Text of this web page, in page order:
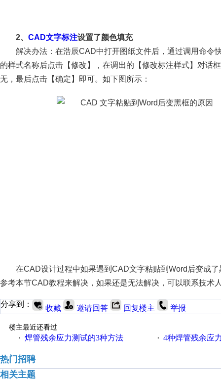
2、 CAD文字标注设置了颜色填充
解决办法：在浩辰CAD中打开图纸文件后，通过调用命令
的样式名称后点击【修改】，在调出的【修改标注样式】对话
无，最后点击【确定】即可。如下图所示：
在CAD设计过程中如果遇到CAD文字粘贴到Word后变成
参考本节CAD教程来解决，如果还是无法解决，可以联系技术
分享到： 收藏 邀请回答 回复楼主 举报
楼主最近还看过
· 焊管残余应力测试的3种方法 · 4种焊管残余应
热门招聘
相关主题